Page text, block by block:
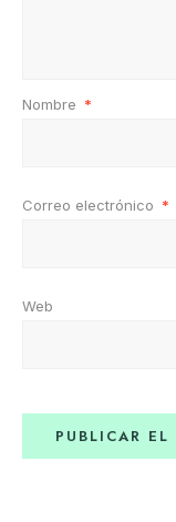
Nombre *
Correo electrónico *
Web